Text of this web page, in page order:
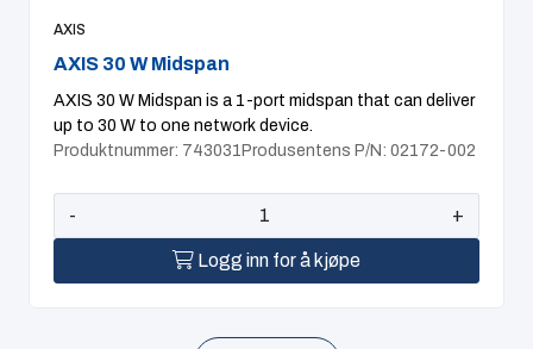
AXIS
AXIS 30 W Midspan
AXIS 30 W Midspan is a 1-port midspan that can deliver
up to 30 W to one network device.
Produktnummer: 743031 Produsentens P/N: 02172-002
- +
Logg inn for å kjøpe